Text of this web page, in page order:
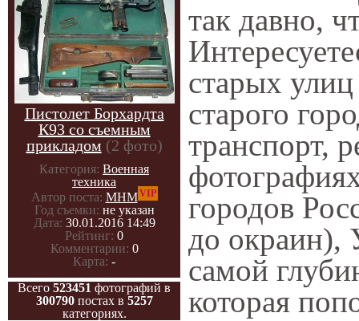
Пистолет Борхардта
К93 со съемным
прикладом (2 фото)
Категория: Военная
техника
Автор поста: МНМVIP
Год съемки: не указан
Дата: 30.01.2016 14:49
Рейтинг: 0
Комментарии: 0
Карта: -
Всего 523451 фотографий в
300790постах в 5257
категориях.
так давно,
старых
старого
транспорт,
городов
до окраин),
самой
которая